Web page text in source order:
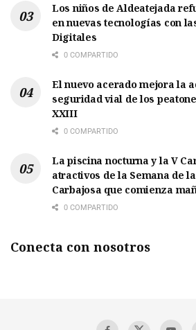
Los niños de Aldeatejada
en nuevas tecnologías con
Digitales
0 COMPARTIDO
El nuevo acerado mejora la
seguridad vial de los
XXIII
0 COMPARTIDO
La piscina nocturna y la V
atractivos de la Semana de
Carbajosa que comienza
0 COMPARTIDO
Conecta con nosotros